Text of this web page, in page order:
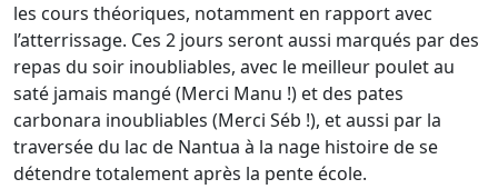
les cours théoriques, notamment en rapport avec
l’atterrissage. Ces 2 jours seront aussi marqués par des
repas du soir inoubliables, avec le meilleur poulet au
saté jamais mangé (Merci Manu !) et des pates
carbonara inoubliables (Merci Séb !), et aussi par la
traversée du lac de Nantua à la nage histoire de se
détendre totalement après la pente école.